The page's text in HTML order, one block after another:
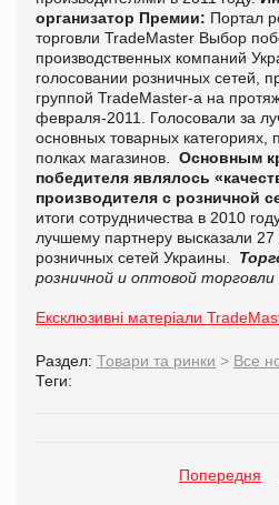
организатор Премии: Портал
торговли TradeMaster Выбор
производственных компаний
голосовании розничных сетей,
группой TradeMaster-а на
февраля-2011. Голосовали за
основных товарных категориях,
полках магазинов. Основным
победителя являлось
производителя с розничной
итоги сотрудничества в 2010
лучшему партнеру высказали
розничных сетей Украины.
розничной и оптовой торговли
Ексклюзивні матеріали
Раздел: Товари та ринки > Все
Теги:
Попередня